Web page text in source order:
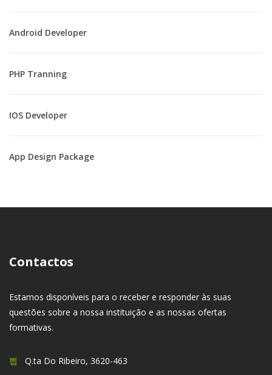
Android Developer
PHP Tranning
IOS Developer
App Design Package
Contactos
Estamos disponíveis para o receber e responder às suas
questões sobre a nossa instituição e as nossas ofertas
formativas.
Q.ta Do Ribeiro, 3620-463